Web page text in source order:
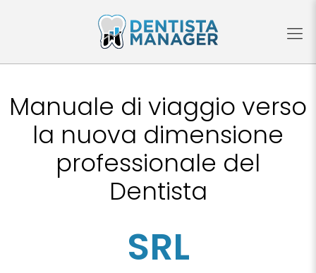
Manuale di viaggio verso
la nuova dimensione
professionale del
Dentista
SRL